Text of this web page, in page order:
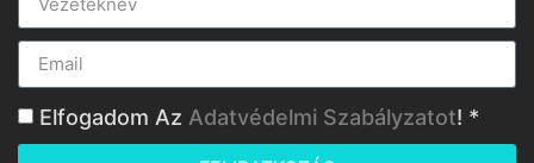
Elfogadom Az Adatvédelmi Szabályzatot! *